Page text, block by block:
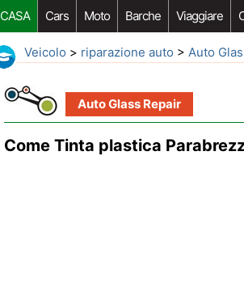
CASA Cars Moto Barche Viaggiare
Veicolo > riparazione auto > Auto
Auto Glass Repair
Come Tinta plastica